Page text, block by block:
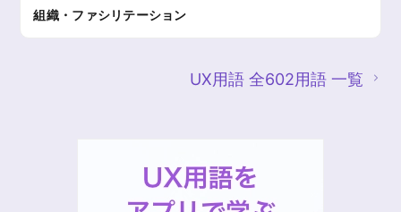
組織・ファシリテーション
UX用語 全602用語 一覧